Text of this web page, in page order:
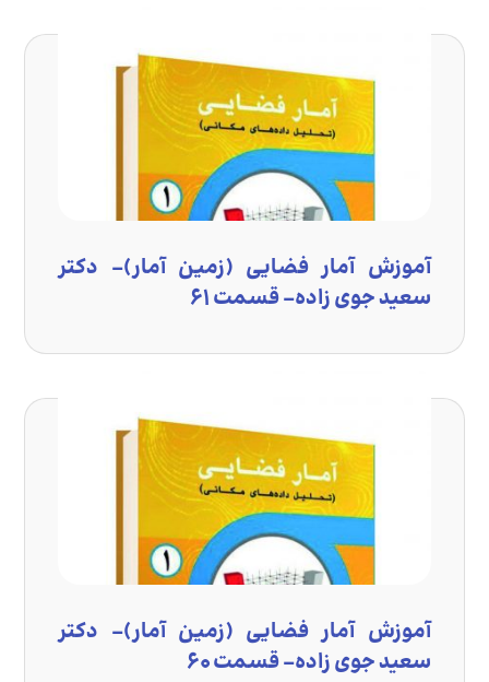
آموزش آمار فضایی (زمین آمار)- دکتر
سعید جوی زاده- قسمت ۶۱
آموزش آمار فضایی (زمین آمار)- دکتر
سعید جوی زاده- قسمت ۶۰